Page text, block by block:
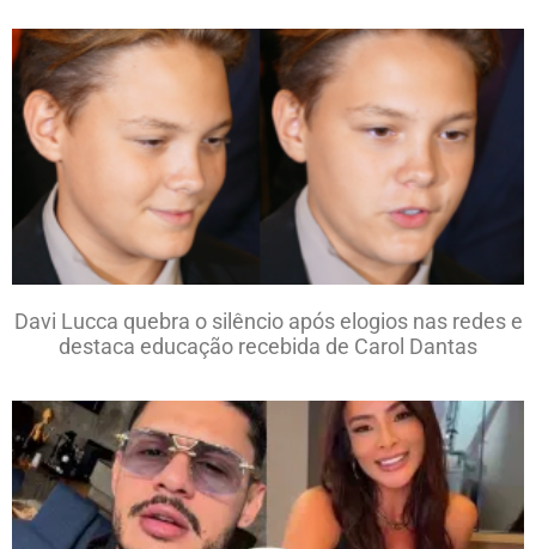
Davi Lucca quebra o silêncio após elogios nas redes e
destaca educação recebida de Carol Dantas